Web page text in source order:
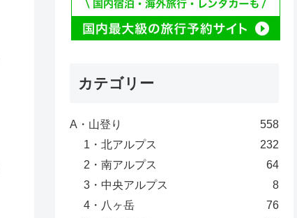
カテゴリー
A・山登り
558
1・北アルプス
232
2・南アルプス
64
3・中央アルプス
8
4・八ヶ岳
76